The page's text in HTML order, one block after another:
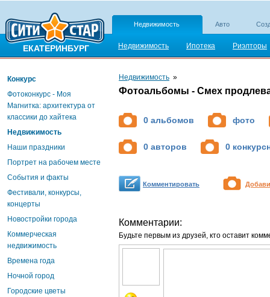
ЕКАТЕРИНБУРГ
Недвижимость Авто
Недвижимость Ипотека Риэлторы
Конкурс
Фотоконкурс - Моя
Магнитка: архитектура от
классики до хайтека
Недвижимость
Наши праздники
Портрет на рабочем месте
События и факты
Фестивали, конкурсы,
концерты
Новостройки города
Коммерческая
недвижимость
Времена года
Ночной город
Городские цветы
Недвижимость »
Фотоальбомы - Смех
0 альбомов фото
0 авторов 0
Комментировать
Комментарии:
Будьте первым из друзей, кто оставит